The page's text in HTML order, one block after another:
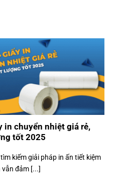
in chuyển nhiệt giá rẻ,
tốt 2025
kiếm giải pháp in ấn tiết kiệm
đảm [...]